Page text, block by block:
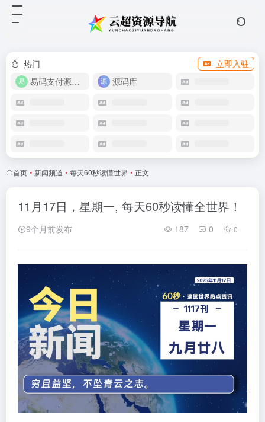
热门
立即入驻
易码支付源码下载
源码库
首页 • 新闻频道 • 每天60秒读懂世界 • 正文
11月17日，星期一, 每天60秒读懂全世界！
9个月前发布 187 0 0